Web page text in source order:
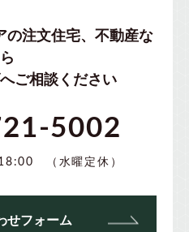
の注文住宅、不動産な
ら
ご相談ください
5002
（水曜定休）
せフォーム